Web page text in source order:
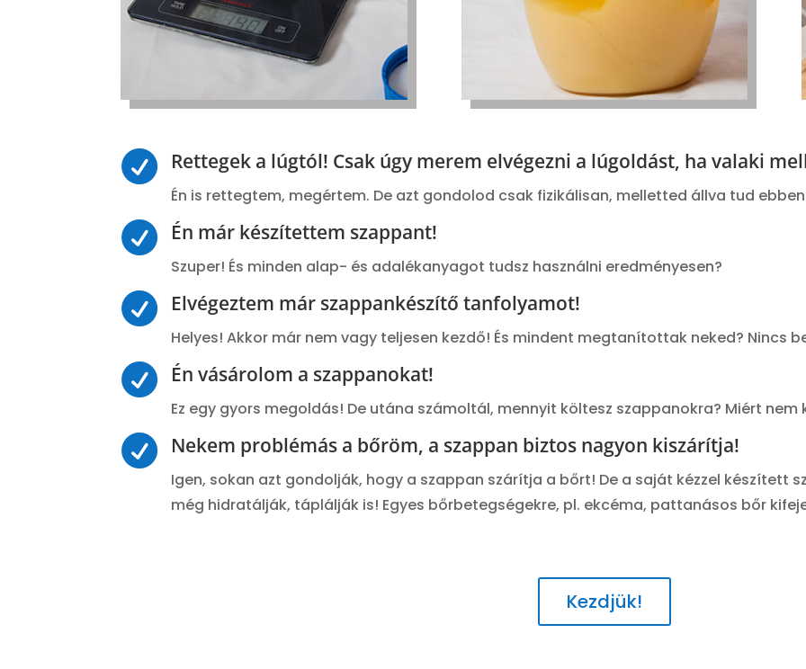
 Rettegek a lúgtól! Csak úgy merem elvégezni a lúgoldást, ha valaki
Én is rettegtem, megértem. De azt gondolod csak fizikálisan, melletted állva tud
 Én már készítettem szappant!
Szuper! És minden alap- és adalékanyagot tudsz használni eredményesen?
 Elvégeztem már szappankészítő tanfolyamot!
Helyes! Akkor már nem vagy teljesen kezdő! És mindent megtanítottak neked? Nincs
 Én vásárolom a szappanokat!
Ez egy gyors megoldás! De utána számoltál, mennyit költesz szappanokra? Miért nem
 Nekem problémás a bőröm, a szappan biztos nagyon kiszárítja!
Igen, sokan azt gondolják, hogy a szappan szárítja a bőrt! De a saját kézzel készített
még hidratálják, táplálják is! Egyes bőrbetegségekre, pl. ekcéma, pattanásos bőr
Kezdjük!